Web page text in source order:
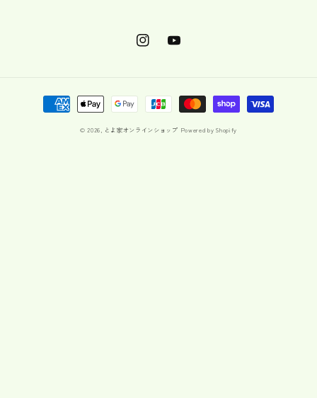
InstagramYouTube
決
済
© 2026, とよ家オンラインショップ Powered by Shopify